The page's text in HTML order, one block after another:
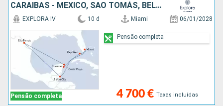
CARAIBAS - MEXICO, SÃO TOMÁS, BELIZE, BAHAMAS, ESTADOS UNIDOS
Pensão completa
EXPLORA IV 10 d Miami 06/01/2028
4 700 € Taxas incluídas
Pensão completa